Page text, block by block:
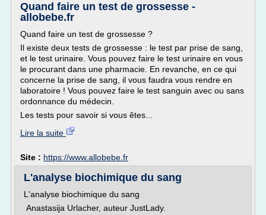
Quand faire un test de grossesse -
allobebe.fr
Quand faire un test de grossesse ?
Il existe deux tests de grossesse : le test par prise de sang,
et le test urinaire. Vous pouvez faire le test urinaire en vous
le procurant dans une pharmacie. En revanche, en ce qui
concerne la prise de sang, il vous faudra vous rendre en
laboratoire ! Vous pouvez faire le test sanguin avec ou sans
ordonnance du médecin.
Les tests pour savoir si vous êtes...
Lire la suite
Site : https://www.allobebe.fr
L'analyse biochimique du sang
L'analyse biochimique du sang
Anastasija Urlacher, auteur JustLady.